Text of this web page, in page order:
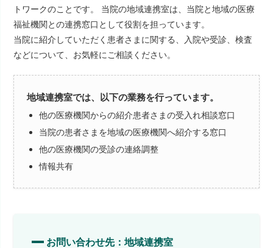
トワークのことです。 当院の地域連携室は、当院と地域の医療
福祉機関との連携窓口として役割を担っています。
当院に紹介していただく患者さまに関する、入院や受診、検査
などについて、お気軽にご相談ください。
地域連携室では、以下の業務を行っています。
他の医療機関からの紹介患者さまの受入れ相談窓口
当院の患者さまを地域の医療機関へ紹介する窓口
他の医療機関の受診の連絡調整
情報共有
お問い合わせ先：地域連携室